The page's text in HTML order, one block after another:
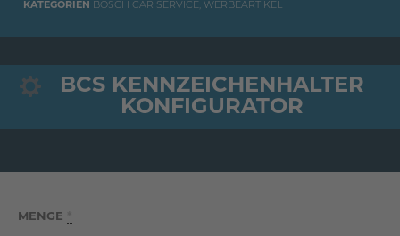
KATEGORIEN BOSCH CAR SERVICE, WERBEARTIKEL
BCS KENNZEICHENHALTER
KONFIGURATOR
MENGE